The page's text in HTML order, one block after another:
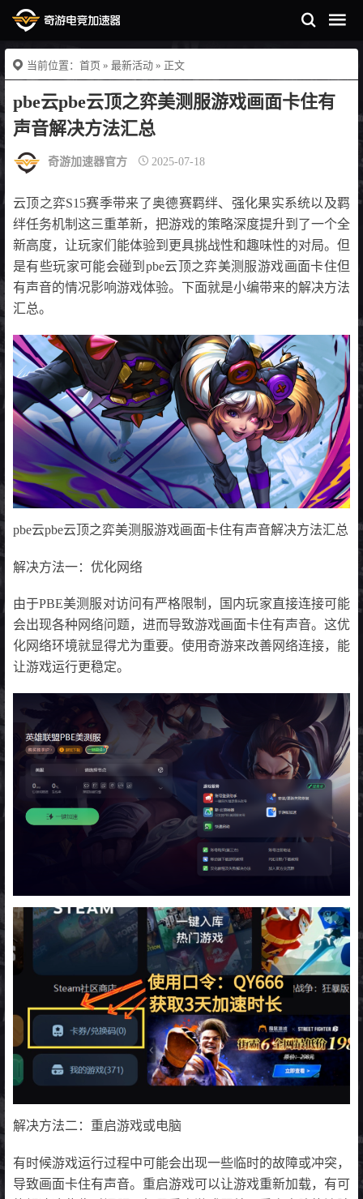
当前位置： 首页 » 最新活动 » 正文
pbe云pbe云顶之弈美测服游戏画面卡住有
声音解决方法汇总
奇游加速器官方 2025-07-18
云顶之弈S15赛季带来了奥德赛羁绊、强化果实系统以及羁
绊任务机制这三重革新，把游戏的策略深度提升到了一个全
新高度，让玩家们能体验到更具挑战性和趣味性的对局。但
是有些玩家可能会碰到pbe云顶之弈美测服游戏画面卡住但
有声音的情况影响游戏体验。下面就是小编带来的解决方法
汇总。
pbe云pbe云顶之弈美测服游戏画面卡住有声音解决方法汇总
解决方法一：优化网络
由于PBE美测服对访问有严格限制，国内玩家直接连接可能
会出现各种网络问题，进而导致游戏画面卡住有声音。这优
化网络环境就显得尤为重要。使用奇游来改善网络连接，能
让游戏运行更稳定。
解决方法二：重启游戏或电脑
有时候游戏运行过程中可能会出现一些临时的故障或冲突，
导致画面卡住有声音。重启游戏可以让游戏重新加载，有可